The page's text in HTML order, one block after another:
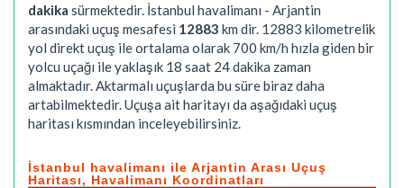
dakika sürmektedir. İstanbul havalimanı - Arjantin
arasındaki uçuş mesafesi 12883 km dir. 12883 kilometrelik
yol direkt uçuş ile ortalama olarak 700 km/h hızla giden bir
yolcu uçağı ile yaklaşık 18 saat 24 dakika zaman
almaktadır. Aktarmalı uçuşlarda bu süre biraz daha
artabilmektedir. Uçuşa ait haritayı da aşağıdaki uçuş
haritası kısmından inceleyebilirsiniz.
İstanbul havalimanı ile Arjantin Arası Uçuş
Haritası, Havalimanı Koordinatları